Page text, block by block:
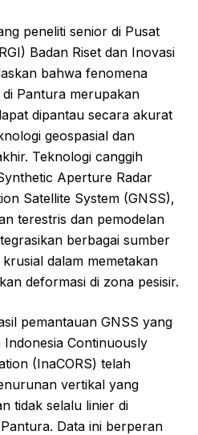
peneliti senior di Pusat
Badan Riset dan Inovasi
bahwa fenomena
Pantura merupakan
dipantau secara akurat
geospasial dan
Teknologi canggih
Aperture Radar
Satellite System (GNSS),
terestris dan pemodelan
berbagai sumber
dalam memetakan
deformasi di zona pesisir.
pemantauan GNSS yang
Continuously
(InaCORS) telah
vertikal yang
tidak selalu linier di
Data ini berperan